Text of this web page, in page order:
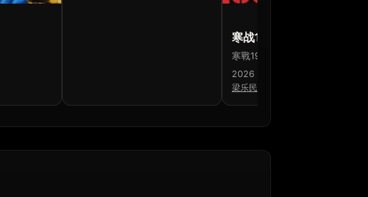
寒战1994
寒戰1994
2026 · 中国香港 · 中国大陆
梁乐民